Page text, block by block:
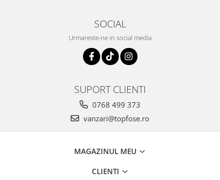
SOCIAL
Urmareste-ne in social media
SUPORT CLIENTI
0768 499 373
vanzari@topfose.ro
MAGAZINUL MEU
CLIENTI